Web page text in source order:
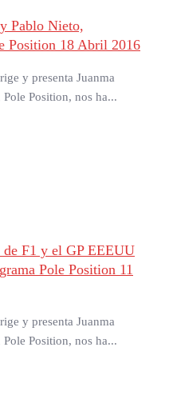
Pablo Nieto,
Position 18 Abril 2016
y presenta Juanma
Position, nos ha...
F1 y el GP EEEUU
Pole Position 11
y presenta Juanma
Position, nos ha...